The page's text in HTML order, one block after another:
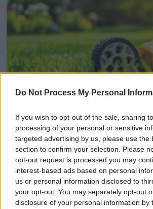
Do Not Process My Personal
If you wish to opt-out of the sale, sharing
processing of your personal or sensitive
targeted advertising by us, please use the
section to confirm your selection. Please
opt-out request is processed you may
interest-based ads based on personal
us or personal information disclosed to
your opt-out. You may separately opt-out
disclosure of your personal information by
Tondre sa pelouse en été : attention
cachées
6 juillet 2026